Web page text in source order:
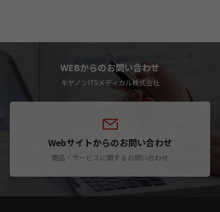
WEBからのお問い合わせ
キヤノンITSメディカル株式会社
Webサイトからのお問い合わせ
商品・サービスに関するお問い合わせ